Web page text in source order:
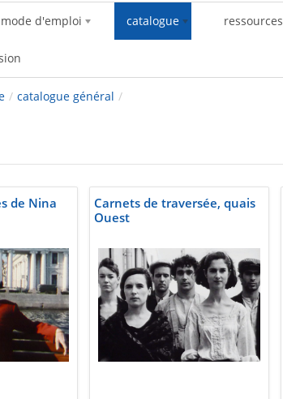
mode d'emploi catalogue ressources
/ catalogue général /
de Nina
Carnets de traversée, quais
Ouest